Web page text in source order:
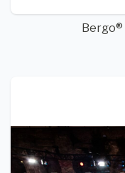
Bergo®